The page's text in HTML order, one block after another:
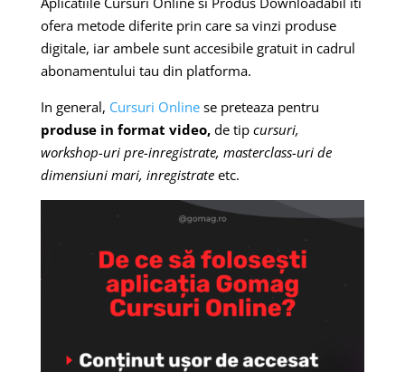
ofera metode diferite prin care sa vinzi produse
digitale, iar ambele sunt accesibile gratuit in cadrul
abonamentului tau din platforma.
In general, Cursuri Onlinese preteaza pentru
produse in format video,de tip cursuri,
workshop-uri pre-inregistrate, masterclass-uri de
dimensiuni mari, inregistrate etc.